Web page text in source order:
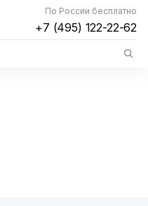
По России бесплатно
+7 (495) 122-22-62